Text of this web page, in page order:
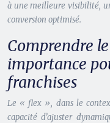
à une meilleure visibilité,
conversion optimisé.
Comprendre
importance
franchises
Le « flex », dans le
capacité d’ajuster